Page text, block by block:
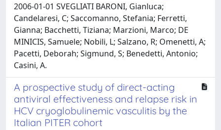
2006-01-01 SVEGLIATI BARONI, Gianluca;
Candelaresi, C; Saccomanno, Stefania; Ferretti,
Gianna; Bacchetti, Tiziana; Marzioni, Marco; DE
MINICIS, Samuele; Nobili, L; Salzano, R; Omenetti, A;
Pacetti, Deborah; Sigmund, S; Benedetti, Antonio;
Casini, A.
A prospective study of direct-acting
antiviral effectiveness and relapse risk in
HCV cryoglobulinemic vasculitis by the
Italian PITER cohort